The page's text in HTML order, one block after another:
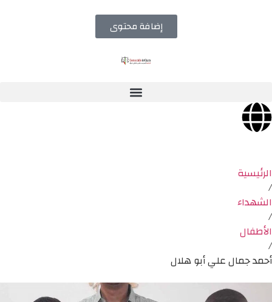
إضافة محتوى
الرئيسية
/
الشهداء
/
الأطفال
/
أحمد جمال علي أبو هلال